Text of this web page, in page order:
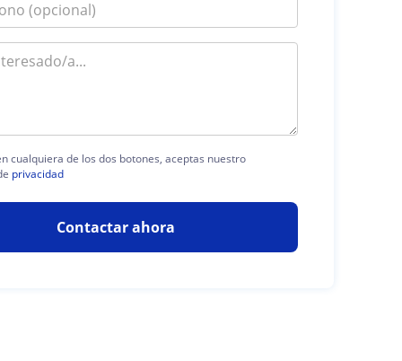
cualquiera de los dos botones, aceptas nuestro
privacidad
Contactar ahora